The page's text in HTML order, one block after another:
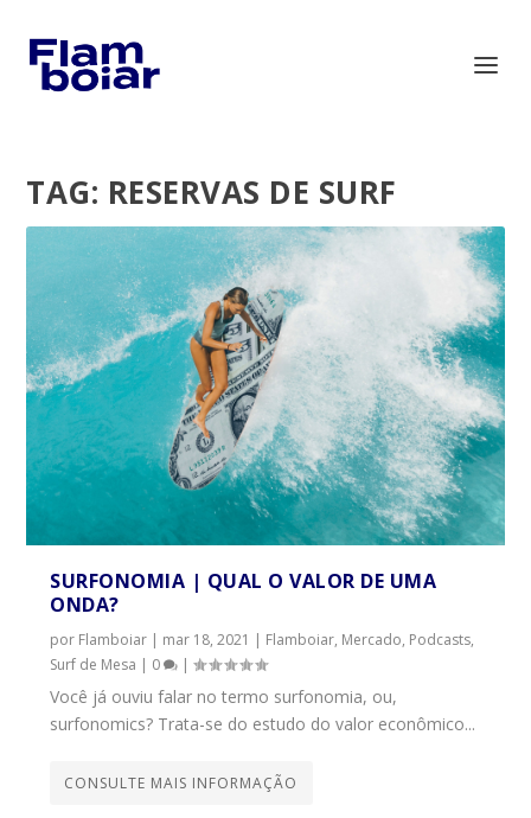
TAG: RESERVAS DE SURF
SURFONOMIA | QUAL O VALOR DE UMA
ONDA?
por Flamboiar | mar 18, 2021 | Flamboiar, Mercado, Podcasts,
Surf de Mesa | 0 |
Você já ouviu falar no termo surfonomia, ou,
surfonomics? Trata-se do estudo do valor econômico...
CONSULTE MAIS INFORMAÇÃO